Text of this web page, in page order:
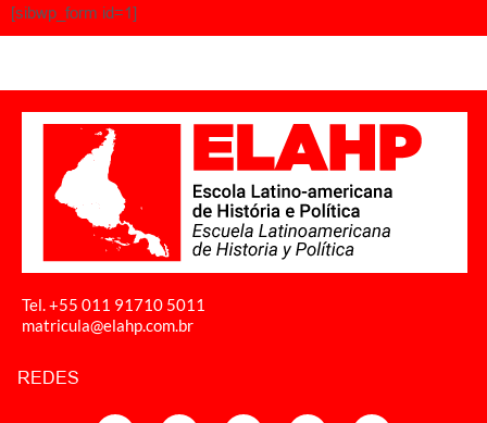
[sibwp_form id=1]
Tel. +55 011 91710 5011
matricula@elahp.com.br
REDES